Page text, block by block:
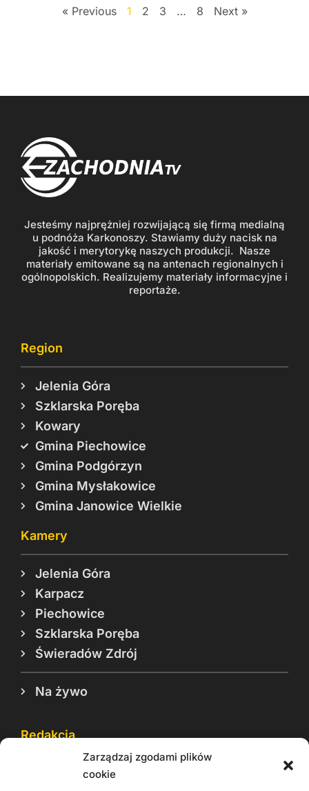
Zarządzaj zgodami plików
cookie
« Previous 1 2 3 … 8 Next »
Jesteśmy najprężniej rozwijającą się firmą medialną
u podnóża Karkonoszy. Stawiamy duży nacisk na
jakość i merytorykę naszych produkcji. Nasze
materiały emitowane są na antenach regionalnych i
ogólnopolskich. Realizujemy materiały informacyjne i
reportaże.
Region
Jelenia Góra
Szklarska Poręba
Kowary
Gmina Piechowice
Gmina Podgórzyn
Gmina Mysłakowice
Gmina Janowice Wielkie
Kamery
Jelenia Góra
Karpacz
Piechowice
Szklarska Poręba
Świeradów Zdrój
Na żywo
Redakcja
Reklama